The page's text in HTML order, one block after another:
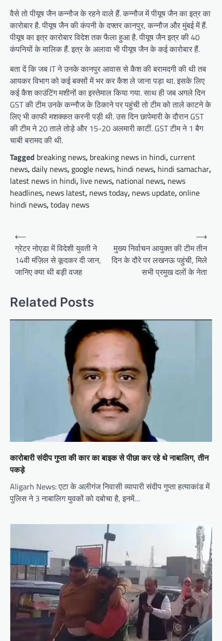
वैसे तो पीयूष जैन कन्नौज के रहने वाले हैं. कन्नौज में पीयूष जैन का इत्र का
कारोबार है. पीयूष जैन की कंपनी के दफ्तर कानपुर, कन्नौज और मुंबई में हैं.
पीयूष का इत्र कारोबार विदेश तक फैला हुआ है. पीयूष जैन इत्र की 40
कंपनियों के मालिक हैं. इत्र के अलावा भी पीयूष जैन के कई कारोबार हैं.
बता दें कि जब IT ने उनके कानपुर आवास से कैश की बरामदगी की थी तब
आयकर विभाग को कई बक्सों में भर कर कैश ले जाना पड़ा था. इसके लिए
कई कैश काउंटिंग मशीनों का इस्तेमाल किया गया. साथ ही जब अगले दिन
GST की टीम उनके कन्नौज के ठिकाने पर पहुंची तो टीम को ताले काटने के
लिए भी काफी मशक्कत करनी पड़ी थी. उस दिन छापेमारी के दौरान GST
की टीम ने 20 ताले तोड़े और 15-20 अलमारी काटीं. GST टीम ने 1 बैग
चाबी बरामद की थी.
Tagged breaking news, breaking news in hindi,current
news,daily news, google news, hindi news, hindi samachar,
latest news in hindi, live news, national news, news
headlines, news latest, news today, news update,online
hindi news,today news
o
n
a
v
⟵
ग्रेटर नोएडा में विदेशी युवती ने
14वी मंज़िल से कूदकर दी जान,
जानिए क्या थी बड़ी वजह
मुख्य निर्वाचन आयुक्त की टीम तीन
दिन के दौरे पर लखनऊ पहुंची, मिले
सभी प्रमुख दलों के नेता
⟶
Related Posts
कारोबारी संदीप गुप्‍ता की कार का बाइक से पीछा कर रहे थे नाबालिग, तीन
पकड़े
Aligarh News: एटा के अलीगंज निवासी व्यापारी संदीप गुप्ता हत्याकांड में
पुलिस ने 3 नाबालिग युवकों को दबोचा है, इनमें…